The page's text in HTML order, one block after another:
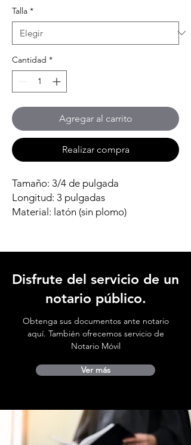
Talla *
Cantidad *
Agregar al carrito
Realizar compra
Tamaño: 3/4 de pulgada
Longitud: 3 pulgadas
Material: latón (sin plomo)
Disfrute del servicio de un
notario público.
Obtenga sus documentos ante notario
aquí. También ofrecemos servicio de
Notario Móvil
Ver más